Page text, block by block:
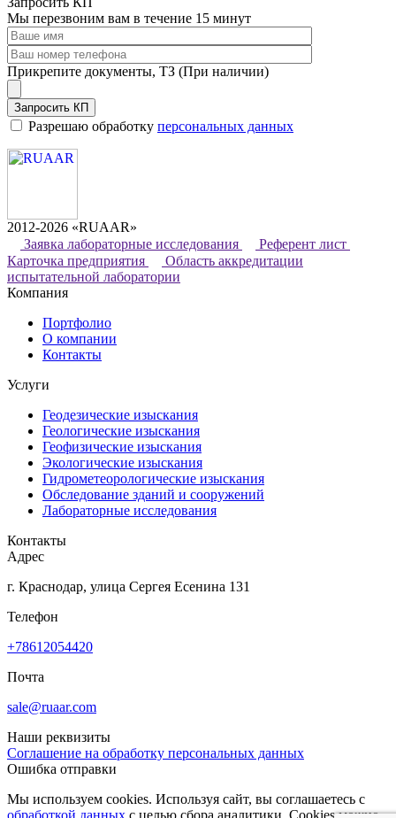
Мы перезвоним вам в течение 15 минут
Прикрепите документы, ТЗ (При наличии)
Запросить КП
Разрешаю обработку персональных данных
2012-2026 «RUAAR»
Заявка лабораторные исследования
Референт лист
Карточка предприятия
Область аккредитации
испытательной лаборатории
Компания
Портфолио
О компании
Контакты
Услуги
Геодезические изыскания
Геологические изыскания
Геофизические изыскания
Экологические изыскания
Гидрометеорологические изыскания
Обследование зданий и сооружений
Лабораторные исследования
Контакты
Адрес
г. Краснодар, улица Сергея Есенина 131
Телефон
+78612054420
Почта
sale@ruaar.com
Наши реквизиты
Соглашение на обработку персональных данных
Ошибка отправки
Мы используем cookies. Используя сайт, вы соглашаетесь с
обработкой данных с целью сбора аналитики. Cookies можно